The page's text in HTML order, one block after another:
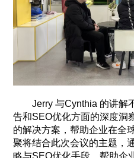
Jerry 与Cynthia 的讲解
告和SEO优化方面的深度洞
的解决方案，帮助企业在全
聚将结合此次会议的主题，
略与SEO优化手段，帮助企